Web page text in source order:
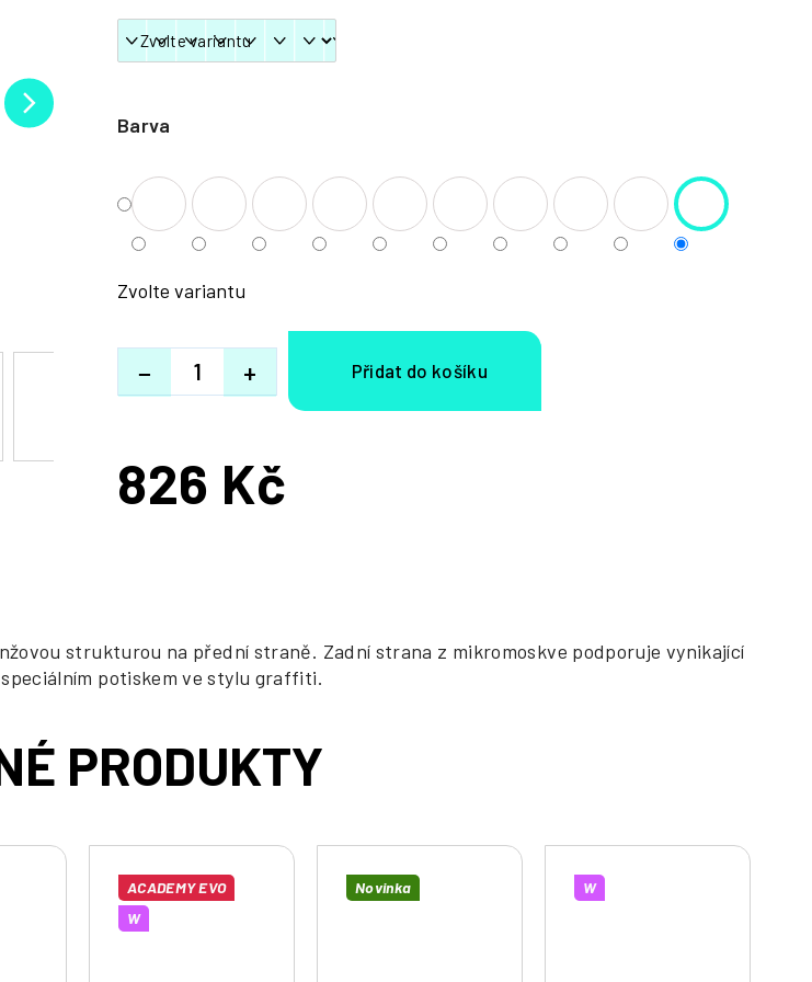
Barva
Zvolte variantu
+
−
826 Kč
Měrná
strukturou na přední straně. Zadní strana z mikromoskve podporuje vynikající
potiskem ve stylu graffiti.
ACADEMY EVO
W
Novinka W